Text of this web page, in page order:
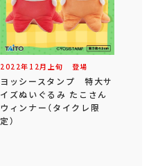
2022年 12 月 上旬 登場
ヨッシースタンプ 特大サ
イズぬいぐるみ たこさん
ウィンナー（タイクレ限
定）